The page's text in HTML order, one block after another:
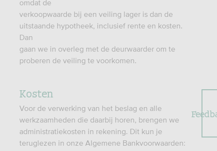
omdat de
verkoopwaarde bij een veiling lager is dan de
uitstaande hypotheek, inclusief rente en kosten.
Dan
gaan we in overleg met de deurwaarder om te
proberen de veiling te voorkomen.
Kosten
Voor de verwerking van het beslag en alle
werkzaamheden die daarbij horen, brengen we
administratiekosten in rekening. Dit kun je
teruglezen in onze Algemene Bankvoorwaarden: